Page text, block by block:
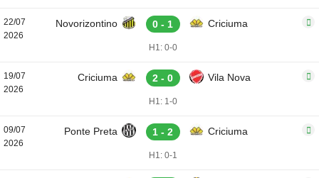
22/07
2026
Novorizontino 0 - 1 Criciuma
H1: 0-0
19/07
2026
Criciuma 2 - 0 Vila Nova
H1: 1-0
09/07
2026
Ponte Preta 1 - 2 Criciuma
H1: 0-1